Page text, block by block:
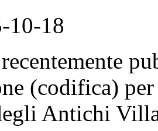
10-18
(codifica)
Antichi